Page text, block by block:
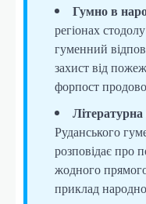
Гумно в
регіонах
гуменний
захист від
форпост
Літературна
Руданського
розповідає про
жодного
приклад